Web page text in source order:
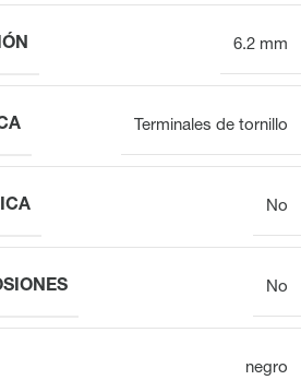
6.2 mm
Terminales de tornillo
No
No
negro